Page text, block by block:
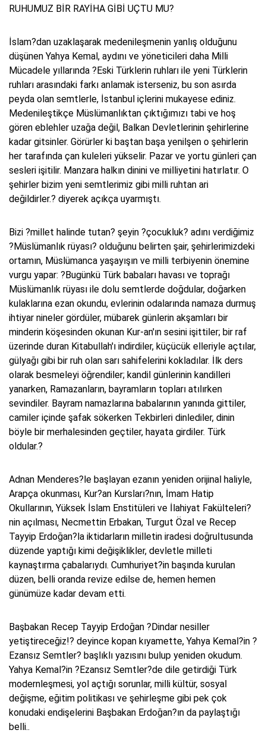
RUHUMUZ BİR RAYİHA GİBİ UÇTU MU?
İslam?dan uzaklaşarak medenileşmenin yanlış olduğunu
düşünen Yahya Kemal, aydını ve yöneticileri daha Milli
Mücadele yıllarında ?Eski Türklerin ruhları ile yeni Türklerin
ruhları arasındaki farkı anlamak isterseniz, bu son asırda
peyda olan semtlerle, İstanbul içlerini mukayese ediniz.
Medenileştikçe Müslümanlıktan çıktığımızı tabi ve hoş
gören eblehler uzağa değil, Balkan Devletlerinin şehirlerine
kadar gitsinler. Görürler ki baştan başa yenilşen o şehirlerin
her tarafında çan kuleleri yükselir. Pazar ve yortu günleri çan
sesleri işitilir. Manzara halkın dinini ve milliyetini hatırlatır. O
şehirler bizim yeni semtlerimiz gibi milli ruhtan ari
değildirler.? diyerek açıkça uyarmıştı.
Bizi ?millet halinde tutan? şeyin ?çocukluk? adını verdiğimiz
?Müslümanlık rüyası? olduğunu belirten şair, şehirlerimizdeki
ortamın, Müslümanca yaşayışın ve milli terbiyenin önemine
vurgu yapar: ?Bugünkü Türk babaları havası ve toprağı
Müslümanlık rüyası ile dolu semtlerde doğdular, doğarken
kulaklarına ezan okundu, evlerinin odalarında namaza durmuş
ihtiyar nineler gördüler, mübarek günlerin akşamları bir
minderin köşesinden okunan Kur-an'ın sesini işittiler; bir raf
üzerinde duran Kitabullah'ı indirdiler, küçücük elleriyle açtılar,
gülyağı gibi bir ruh olan sarı sahifelerini kokladılar. İlk ders
olarak besmeleyi öğrendiler; kandil günlerinin kandilleri
yanarken, Ramazanların, bayramların topları atılırken
sevindiler. Bayram namazlarına babalarının yanında gittiler,
camiler içinde şafak sökerken Tekbirleri dinlediler, dinin
böyle bir merhalesinden geçtiler, hayata girdiler. Türk
oldular.?
Adnan Menderes?le başlayan ezanın yeniden orijinal haliyle,
Arapça okunması, Kur?an Kursları?nın, İmam Hatip
Okullarının, Yüksek İslam Enstitüleri ve İlahiyat Fakülteleri?
nin açılması, Necmettin Erbakan, Turgut Özal ve Recep
Tayyip Erdoğan?la iktidarların milletin iradesi doğrultusunda
düzende yaptığı kimi değişiklikler, devletle milleti
kaynaştırma çabalarıydı. Cumhuriyet?in başında kurulan
düzen, belli oranda revize edilse de, hemen hemen
günümüze kadar devam etti.
Başbakan Recep Tayyip Erdoğan ?Dindar nesiller
yetiştireceğiz!? deyince kopan kıyamette, Yahya Kemal?in ?
Ezansız Semtler? başlıklı yazısını bulup yeniden okudum.
Yahya Kemal?in ?Ezansız Semtler?de dile getirdiği Türk
modernleşmesi, yol açtığı sorunlar, milli kültür, sosyal
değişme, eğitim politikası ve şehirleşme gibi pek çok
konudaki endişelerini Başbakan Erdoğan?ın da paylaştığı
belli..